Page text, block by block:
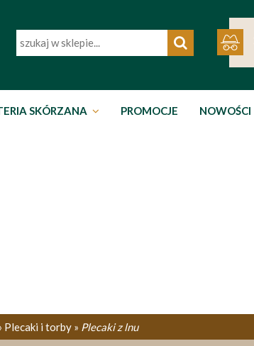
SKÓRZANA PROMOCJE NOWOŚCI
Plecaki i torby » Plecaki z lnu